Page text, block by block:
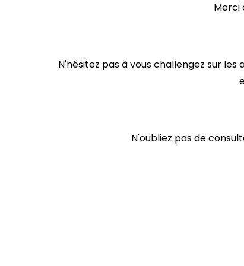
Merci
N'hésitez pas à vous challengez sur
N'oubliez pas de